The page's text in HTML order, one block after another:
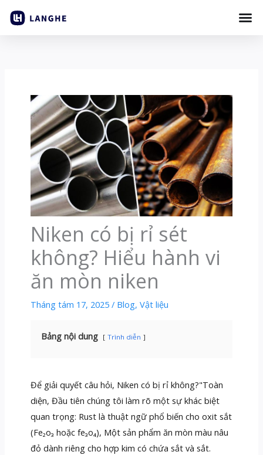
qua
Niken có bị rỉ sét
không? Hiểu hành vi
ăn mòn niken
Tháng tám 17, 2025 / Blog, Vật liệu
Bảng nội dung Trình diễn
Để giải quyết câu hỏi, Niken có bị rỉ không?"Toàn
diện, Đầu tiên chúng tôi làm rõ một sự khác biệt
quan trọng: Rust là thuật ngữ phổ biến cho oxit sắt
(Fe₂o₃ hoặc fe₃o₄), Một sản phẩm ăn mòn màu nâu
đỏ dành riêng cho hợp kim có chứa sắt và sắt.